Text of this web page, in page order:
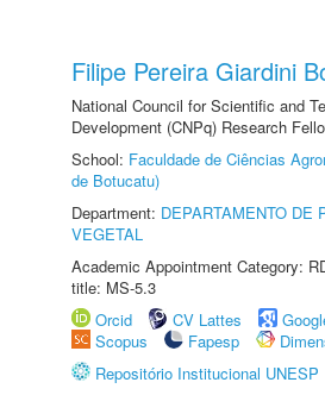
Filipe Pereira Giardini
National Council for Scientific and
Development (CNPq) Research
School: Faculdade de Ciências
de Botucatu)
Department: DEPARTAMENTO DE
VEGETAL
Academic Appointment Category:
title: MS-5.3
Orcid
CV Lattes
Scopus
Fapesp
Repositório Institucional UNESP